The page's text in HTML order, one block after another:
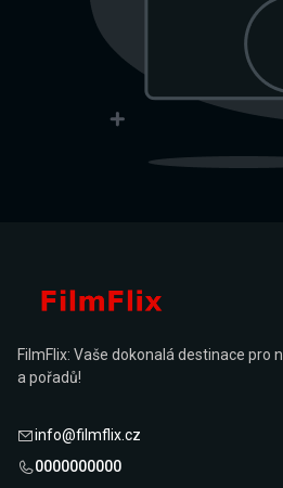
FilmFlix: Vaše dokonalá destinace
a pořadů!
info@filmflix.cz
0000000000